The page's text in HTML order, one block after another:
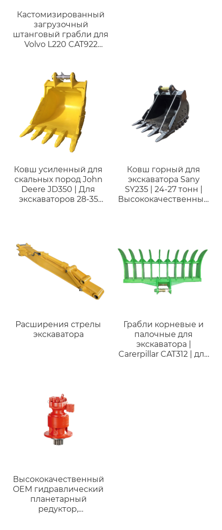
Кастомизированный
загрузочный
штанговый грабли для
Volvo L220 CAT922
WA380/WA470/Volvo
L110/L120/L160/L200
Ковш усиленный для
скальных пород John
Deere JD350 | Для
экскаваторов 28-35
Ковш горный для
экскаватора Sany
SY235 | 24-27 тонн |
Высококачественный
Расширения стрелы
экскаватора
Грабли корневые и
палочные для
экскаватора |
Carerpillar CAT312 | для
Высококачественный
OEM гидравлический
планетарный
редуктор,